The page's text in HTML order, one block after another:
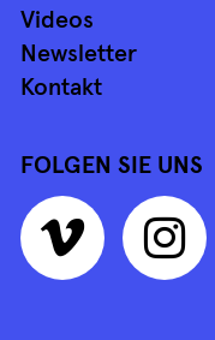
Videos
Newsletter
Kontakt
FOLGEN SIE UNS